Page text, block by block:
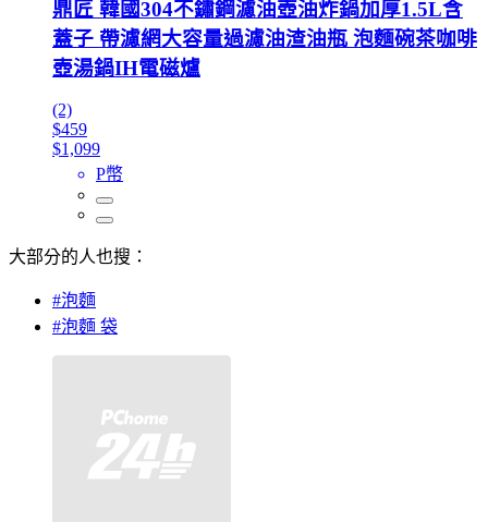
鼎匠 韓國304不鏽鋼濾油壺油炸鍋加厚1.5L含
蓋子 帶濾網大容量過濾油渣油瓶 泡麵碗茶咖啡
壺湯鍋IH電磁爐
(2)
$459
$1,099
P幣
大部分的人也搜：
#泡麵
#泡麵 袋